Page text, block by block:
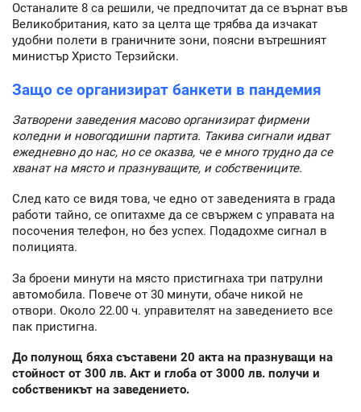
Останалите 8 са решили, че предпочитат да се върнат във
Великобритания, като за целта ще трябва да изчакат
удобни полети в граничните зони, поясни вътрешният
министър Христо Терзийски.
Защо се организират банкети в пандемия
Затворени заведения масово организират фирмени
коледни и новогодишни партита. Такива сигнали идват
ежедневно до нас, но се оказва, че е много трудно да се
хванат на място и празнуващите, и собствениците.
След като се видя това, че едно от заведенията в града
работи тайно, се опитахме да се свържем с управата на
посочения телефон, но без успех. Подадохме сигнал в
полицията.
За броени минути на място пристигнаха три патрулни
автомобила. Повече от 30 минути, обаче никой не
отвори. Около 22.00 ч. управителят на заведението все
пак пристигна.
До полунощ бяха съставени 20 акта на празнуващи на
стойност от 300 лв. Акт и глоба от 3000 лв. получи и
собственикът на заведението.